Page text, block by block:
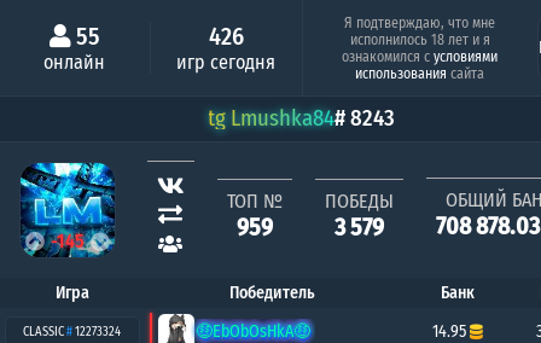
55
онлайн
426
игр сегодня
Минимальный шанс
Алёша Попович
0.92%
Я подтверждаю, что мне
исполнилось 18 лет и я
ознакомился сусловиями
использования сайта
tg Lmushka84# 8243
-145
ТОП №
959
ПОБЕДЫ
3 579
ОБЩИЙ
708
Игра Победитель Банк
CLASSIC#12273324 🤑EbObOsHkA🤑 14.95